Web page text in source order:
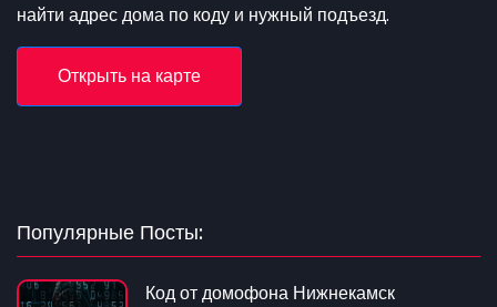
найти адрес дома по коду и нужный подъезд.
Открыть на карте
Популярные Посты:
Код от домофона Нижнекамск